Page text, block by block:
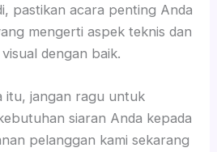
pastikan acara penting Anda
mengerti aspek teknis dan
dengan baik.
itu, jangan ragu untuk
siaran Anda kepada
pelanggan kami sekarang